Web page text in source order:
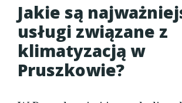
Jakie są
usługi związane z
klimatyzacją w
Pruszkowie?